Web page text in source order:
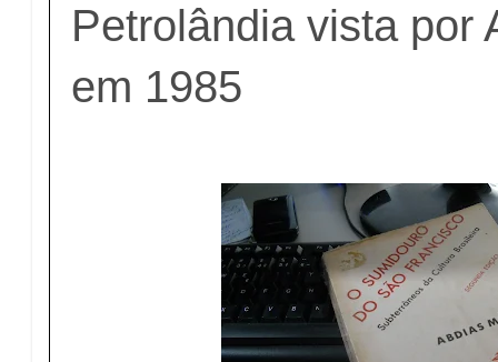
Petrolândia vista por
em 1985